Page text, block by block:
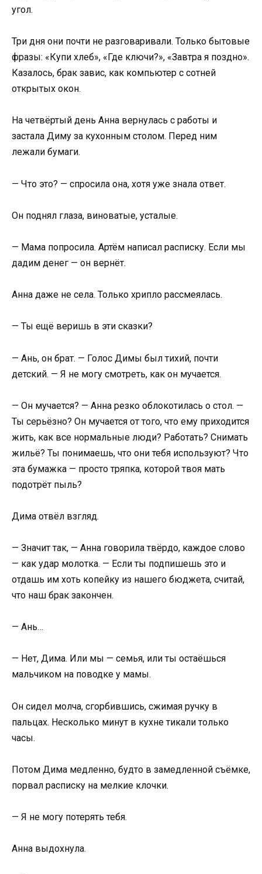
угол.
Три дня они почти не разговаривали. Только бытовые
фразы: «Купи хлеб», «Где ключи?», «Завтра я поздно».
Казалось, брак завис, как компьютер с сотней
открытых окон.
На четвёртый день Анна вернулась с работы и
застала Диму за кухонным столом. Перед ним
лежали бумаги.
— Что это? — спросила она, хотя уже знала ответ.
Он поднял глаза, виноватые, усталые.
— Мама попросила. Артём написал расписку. Если мы
дадим денег — он вернёт.
Анна даже не села. Только хрипло рассмеялась.
— Ты ещё веришь в эти сказки?
— Ань, он брат. — Голос Димы был тихий, почти
детский. — Я не могу смотреть, как он мучается.
— Он мучается? — Анна резко облокотилась о стол. —
Ты серьёзно? Он мучается от того, что ему приходится
жить, как все нормальные люди? Работать? Снимать
жильё? Ты понимаешь, что они тебя используют? Что
эта бумажка — просто тряпка, которой твоя мать
подотрёт пыль?
Дима отвёл взгляд.
— Значит так, — Анна говорила твёрдо, каждое слово
— как удар молотка. — Если ты подпишешь это и
отдашь им хоть копейку из нашего бюджета, считай,
что наш брак закончен.
— Ань…
— Нет, Дима. Или мы — семья, или ты остаёшься
мальчиком на поводке у мамы.
Он сидел молча, сгорбившись, сжимая ручку в
пальцах. Несколько минут в кухне тикали только
часы.
Потом Дима медленно, будто в замедленной съёмке,
порвал расписку на мелкие клочки.
— Я не могу потерять тебя.
Анна выдохнула.